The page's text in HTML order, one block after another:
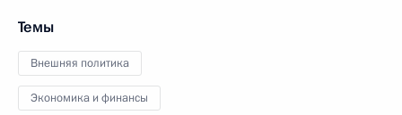
Темы
Внешняя политика
Экономика и финансы